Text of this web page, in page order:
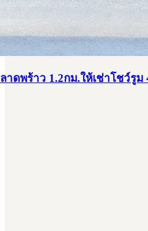
ดพร้าว 1.2กม.ให้เช่าโชว์รู